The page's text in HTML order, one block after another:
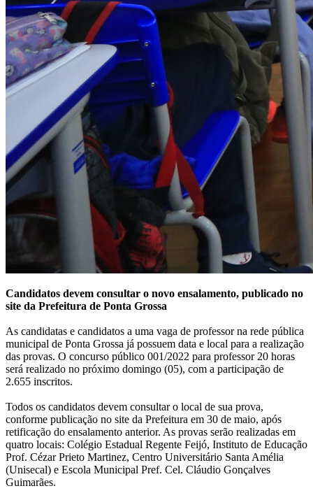
Candidatos devem consultar o novo ensalamento, publicado no
site da Prefeitura de Ponta Grossa
As candidatas e candidatos a uma vaga de professor na rede pública
municipal de Ponta Grossa já possuem data e local para a realização
das provas. O concurso público 001/2022 para professor 20 horas
será realizado no próximo domingo (05), com a participação de
2.655 inscritos.
Todos os candidatos devem consultar o local de sua prova,
conforme publicação no site da Prefeitura em 30 de maio, após
retificação do ensalamento anterior. As provas serão realizadas em
quatro locais: Colégio Estadual Regente Feijó, Instituto de Educação
Prof. Cézar Prieto Martinez, Centro Universitário Santa Amélia
(Unisecal) e Escola Municipal Pref. Cel. Cláudio Gonçalves
Guimarães.